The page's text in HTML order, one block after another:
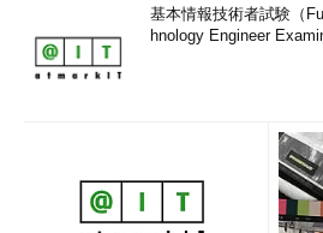
基本情報技術者試験（
hnology Engineer